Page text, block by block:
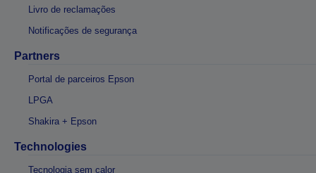
Livro de reclamações
Notificações de segurança
Partners
Portal de parceiros Epson
LPGA
Shakira + Epson
Technologies
Tecnologia sem calor